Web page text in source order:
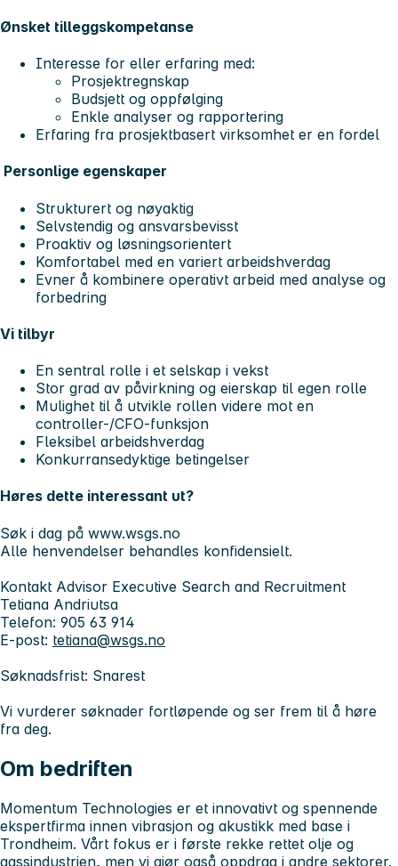
Ønsket tilleggskompetanse
Interesse for eller erfaring med:
Prosjektregnskap
Budsjett og oppfølging
Enkle analyser og rapportering
Erfaring fra prosjektbasert virksomhet er en fordel
Personlige egenskaper
Strukturert og nøyaktig
Selvstendig og ansvarsbevisst
Proaktiv og løsningsorientert
Komfortabel med en variert arbeidshverdag
Evner å kombinere operativt arbeid med analyse og
forbedring
Vi tilbyr
En sentral rolle i et selskap i vekst
Stor grad av påvirkning og eierskap til egen rolle
Mulighet til å utvikle rollen videre mot en
controller-/CFO-funksjon
Fleksibel arbeidshverdag
Konkurransedyktige betingelser
Høres dette interessant ut?
Søk i dag på www.wsgs.no
Alle henvendelser behandles konfidensielt.
Kontakt Advisor Executive Search and Recruitment
Tetiana Andriutsa
Telefon: 905 63 914
E-post: tetiana@wsgs.no
Søknadsfrist: Snarest
Vi vurderer søknader fortløpende og ser frem til å høre
fra deg.
Om bedriften
Momentum Technologies er et innovativt og spennende
ekspertfirma innen vibrasjon og akustikk med base i
Trondheim. Vårt fokus er i første rekke rettet olje og
gassindustrien, men vi gjør også oppdrag i andre sektorer.